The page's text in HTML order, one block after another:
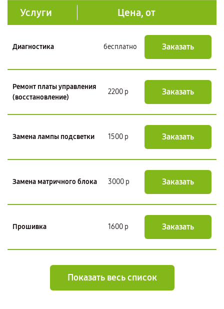
Услуги Цена, от
Диагностика бесплатно Заказать
Ремонт платы управления
(восстановление)
2200 р Заказать
Замена лампы подсветки 1500 р Заказать
Замена матричного блока 3000 р Заказать
Прошивка 1600 р Заказать
Показать весь список